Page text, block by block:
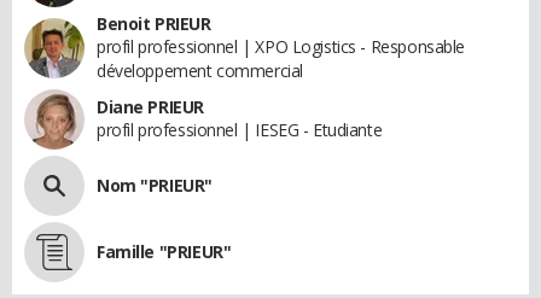
Benoit PRIEUR
profil professionnel | XPO Logistics - Responsable
développement commercial
Diane PRIEUR
profil professionnel | IESEG - Etudiante
Nom "PRIEUR"
Famille "PRIEUR"